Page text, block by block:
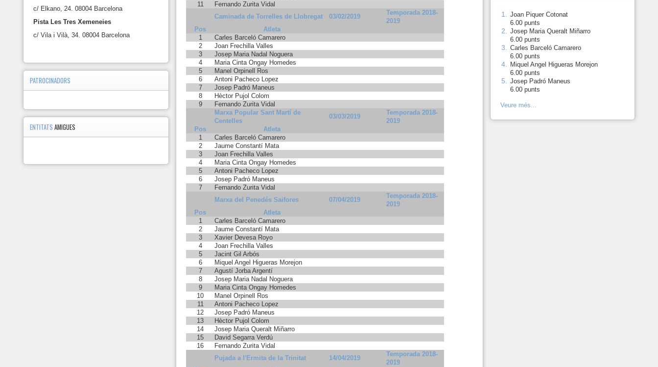
11
Fernando Zurita Vidal
Caminada de Torrelles de Llobregat
03/02/2019
Temporada 2018-
2019
Pos
Atleta
1
Carles Barceló Camarero
2
Joan Frechilla Valles
3
Josep Maria Nadal Noguera
4
Maria Cinta Ongay Homedes
5
Manel Orpinell Ros
6
Antoni Pacheco Lopez
7
Josep Padró Maneus
8
Hèctor Pujol Colom
9
Fernando Zurita Vidal
Marxa Popular Sant Martí de
Centelles
03/03/2019
Temporada 2018-
2019
Pos
Atleta
1
Carles Barceló Camarero
2
Jaume Constantí Mata
3
Joan Frechilla Valles
4
Maria Cinta Ongay Homedes
5
Antoni Pacheco Lopez
6
Josep Padró Maneus
7
Fernando Zurita Vidal
Marxa del Penedés Saifores
07/04/2019
Temporada 2018-
2019
Pos
Atleta
1
Carles Barceló Camarero
2
Jaume Constantí Mata
3
Xavier Devesa Royo
4
Joan Frechilla Valles
5
Jacint Gil Arbós
6
Miquel Angel Higueras Morejon
7
Agustí Jorba Argentí
8
Josep Maria Nadal Noguera
9
Maria Cinta Ongay Homedes
10
Manel Orpinell Ros
11
Antoni Pacheco Lopez
12
Josep Padró Maneus
13
Hèctor Pujol Colom
14
Josep Maria Queralt Miñarro
15
David Segarra Verdú
16
Fernando Zurita Vidal
Pujada a l'Ermita de la Trinitat
14/04/2019
Temporada 2018-
2019
c/ Elkano, 24. 08004 Barcelona
Pista Les Tres Xemeneies
c/ Vila i Vilà, 34. 08004 Barcelona
PATROCINADORS
ENTITATSAMIGUES
1.
Joan Piquer Cotonat
6.00 punts
2.
Josep Maria Queralt Miñarro
6.00 punts
3.
Carles Barceló Camarero
6.00 punts
4.
Miquel Angel Higueras Morejon
6.00 punts
5.
Josep Padró Maneus
6.00 punts
Veure més...